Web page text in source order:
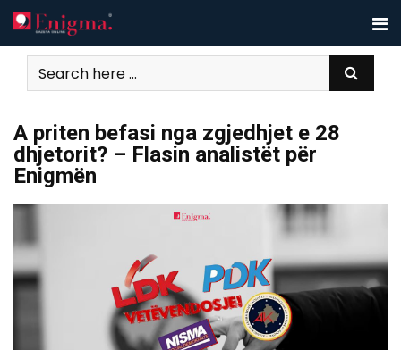
Skip
to
content
A priten befasi nga zgjedhjet e 28
dhjetorit? – Flasin analistët për
Enigmën